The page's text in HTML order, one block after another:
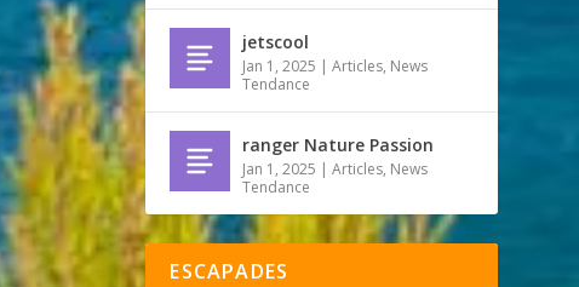
jetscool
Jan 1, 2025 |Articles, News
Tendance
ranger Nature Passion
Jan 1, 2025 |Articles, News
Tendance
ESCAPADES